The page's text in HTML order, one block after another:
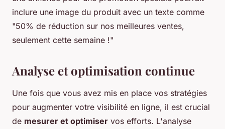
inclure une image du produit avec un texte comme
"50% de réduction sur nos meilleures ventes,
seulement cette semaine !"
Analyse et optimisation continue
Une fois que vous avez mis en place vos stratégies
pour augmenter votre visibilité en ligne, il est crucial
de mesurer et optimiser vos efforts. L'analyse